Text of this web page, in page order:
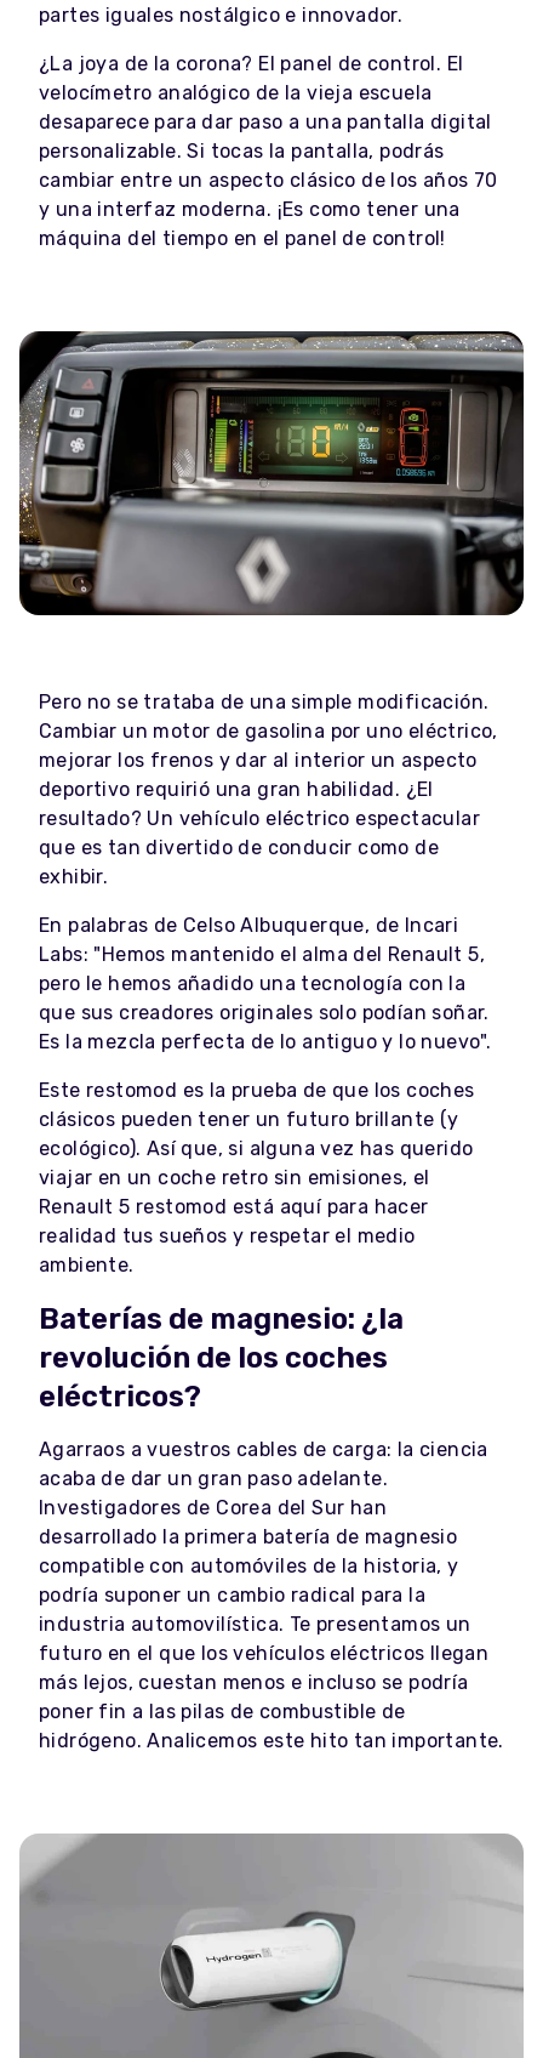
partes iguales nostálgico e innovador.
¿La joya de la corona? El panel de control. El
velocímetro analógico de la vieja escuela
desaparece para dar paso a una pantalla digital
personalizable. Si tocas la pantalla, podrás
cambiar entre un aspecto clásico de los años 70
y una interfaz moderna. ¡Es como tener una
máquina del tiempo en el panel de control!
Pero no se trataba de una simple modificación.
Cambiar un motor de gasolina por uno eléctrico,
mejorar los frenos y dar al interior un aspecto
deportivo requirió una gran habilidad. ¿El
resultado? Un vehículo eléctrico espectacular
que es tan divertido de conducir como de
exhibir.
En palabras de Celso Albuquerque, de Incari
Labs: "Hemos mantenido el alma del Renault 5,
pero le hemos añadido una tecnología con la
que sus creadores originales solo podían soñar.
Es la mezcla perfecta de lo antiguo y lo nuevo".
Este restomod es la prueba de que los coches
clásicos pueden tener un futuro brillante (y
ecológico). Así que, si alguna vez has querido
viajar en un coche retro sin emisiones, el
Renault 5 restomod está aquí para hacer
realidad tus sueños y respetar el medio
ambiente.
Baterías de magnesio: ¿la
revolución de los coches
eléctricos?
Agarraos a vuestros cables de carga: la ciencia
acaba de dar un gran paso adelante.
Investigadores de Corea del Sur han
desarrollado la primera batería de magnesio
compatible con automóviles de la historia, y
podría suponer un cambio radical para la
industria automovilística. Te presentamos un
futuro en el que los vehículos eléctricos llegan
más lejos, cuestan menos e incluso se podría
poner fin a las pilas de combustible de
hidrógeno. Analicemos este hito tan importante.